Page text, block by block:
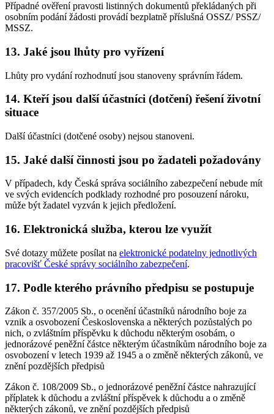
Případné ověření pravosti listinných dokumentů překládaných při
osobním podání žádosti provádí bezplatně příslušná OSSZ/ PSSZ/
MSSZ.
13. Jaké jsou lhůty pro vyřízení
Lhůty pro vydání rozhodnutí jsou stanoveny správním řádem.
14. Kteří jsou další účastníci (dotčení) řešení životní
situace
Další účastníci (dotčené osoby) nejsou stanoveni.
15. Jaké další činnosti jsou po žadateli požadovány
V případech, kdy Česká správa sociálního zabezpečení nebude mít
ve svých evidencích podklady rozhodné pro posouzení nároku,
může být žadatel vyzván k jejich předložení.
16. Elektronická služba, kterou lze využít
Své dotazy můžete posílat na elektronické podatelny jednotlivých
pracovišť České správy sociálního zabezpečení.
17. Podle kterého právního předpisu se postupuje
Zákon č. 357/2005 Sb., o ocenění účastníků národního boje za
vznik a osvobození Československa a některých pozůstalých po
nich, o zvláštním příspěvku k důchodu některým osobám, o
jednorázové peněžní částce některým účastníkům národního boje za
osvobození v letech 1939 až 1945 a o změně některých zákonů, ve
znění pozdějších předpisů
Zákon č. 108/2009 Sb., o jednorázové peněžní částce nahrazující
příplatek k důchodu a zvláštní příspěvek k důchodu a o změně
některých zákonů, ve znění pozdějších předpisů